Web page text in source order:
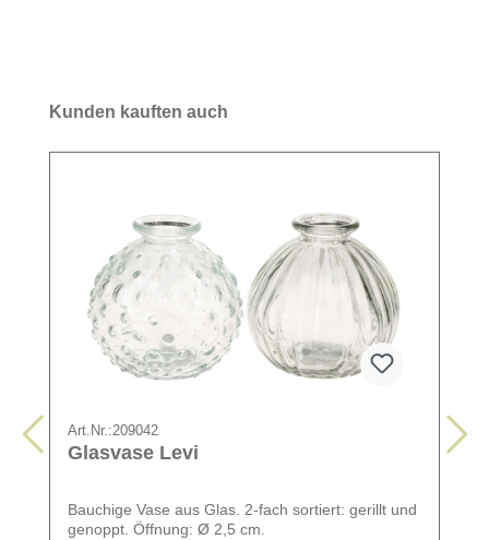
Kunden kauften auch
Art.Nr.:209042
Glasvase Levi
Bauchige Vase aus Glas. 2-fach sortiert: gerillt und
genoppt. Öffnung: Ø 2,5 cm.